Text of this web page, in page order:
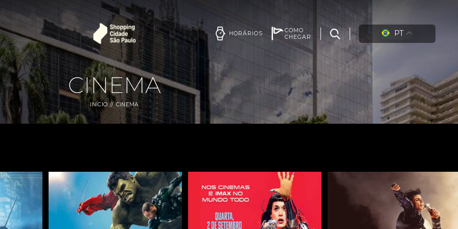
HORÁRIOS
COMO
CHEGAR
PT
CINEMA
INÍCIO CINEMA